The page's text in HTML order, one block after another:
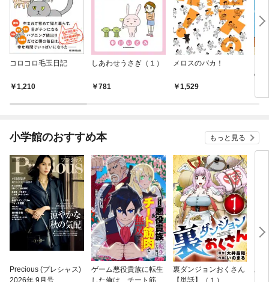
コロコロ毛玉日記
1,210
しあわせうさぎ（１）
781
メロスのバカ！
1,529
の
小学館のおすすめ本 もっと見る
Precious (プレシャス)
ゲーム悪役貴族に転生
裏ダンジョンおくさん
あ